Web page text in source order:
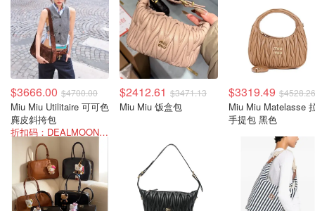
$3666.00 $4700.00
Miu Miu Utilitaire 可可色
麂皮斜挎包
折扣码：DEALMOON-SUM22
$2412.61 $3471.13
Miu Miu 饭盒包
$3319.49 $4528.26
Miu Miu Matelasse
手提包 黑色